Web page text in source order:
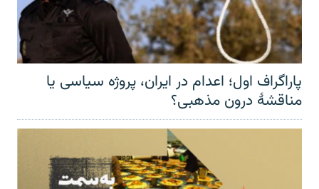
پاراگراف اول؛ اعدام در ایران، پروژه سیاسی یا
مناقشهٔ درون مذهبی؟